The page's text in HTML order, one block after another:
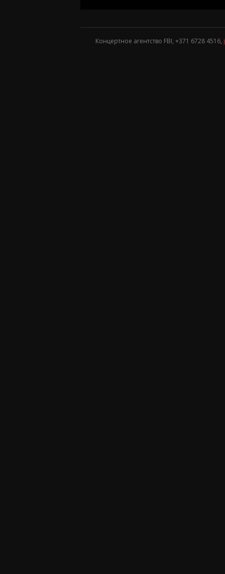
Концертное агентство FBI, +371 6728 4516,